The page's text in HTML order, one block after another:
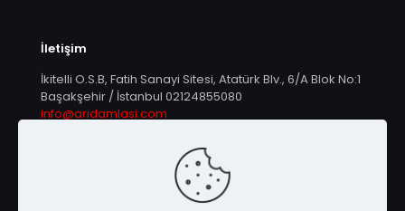
İletişim
İkitelli O.S.B, Fatih Sanayi Sitesi, Atatürk Blv., 6/A Blok No:1
Başakşehir / İstanbul 02124855080
info@aridamlasi.com